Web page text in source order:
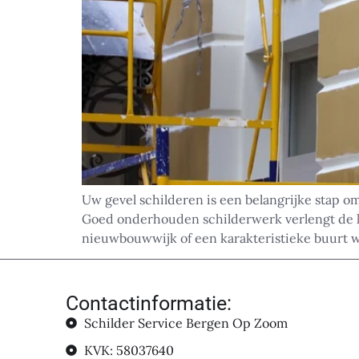
Uw gevel schilderen is een belangrijke stap
Goed onderhouden schilderwerk verlengt
nieuwbouwwijk of een karakteristieke buurt
Contactinformatie:
Schilder Service Bergen Op Zoom
KVK: 58037640